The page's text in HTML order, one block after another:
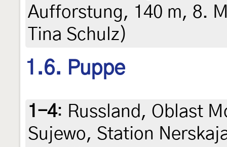
Aufforstung, 140 m, 8.
Tina Schulz)
1.6. Puppe
1-4: Russland, Oblast
Sujewo, Station